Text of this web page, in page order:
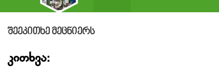
შეეკითხე მეცნიერს
კითხვა: